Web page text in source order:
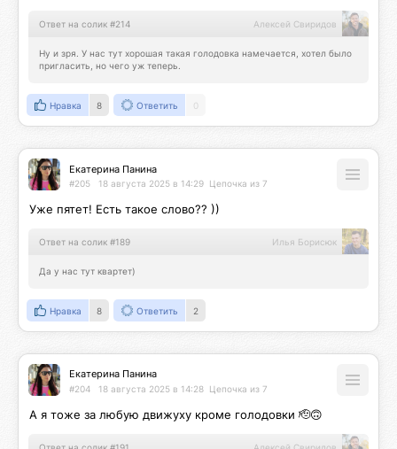
Ответ на солик #214 Алексей Свиридов
Ну и зря. У нас тут хорошая такая голодовка намечается, хотел было
пригласить, но чего уж теперь.
Нравка 8 Ответить 0
Екатерина Панина
#205 18 августа 2025 в 14:29 Цепочка из 7
Уже пятет! Есть такое слово?? ))
Ответ на солик #189 Илья Борисюк
Да у нас тут квартет)
Нравка 8 Ответить 2
Екатерина Панина
#204 18 августа 2025 в 14:28 Цепочка из 7
А я тоже за любую движуху кроме голодовки 🫡🙃
Ответ на солик #191 Алексей Свиридов